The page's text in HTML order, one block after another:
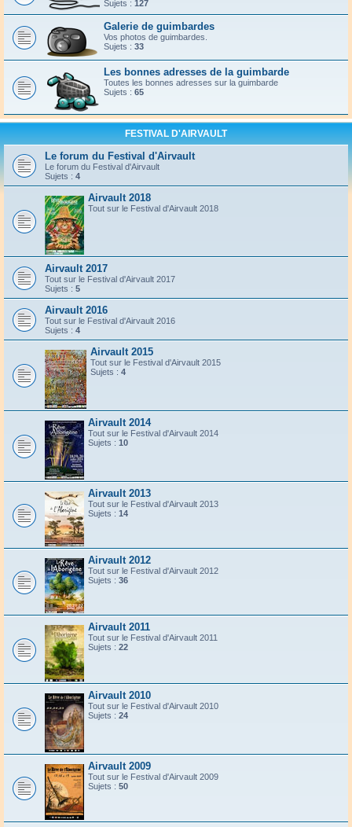
Sujets : 127
Galerie de guimbardes
Vos photos de guimbardes.
Sujets : 33
Les bonnes adresses de la guimbarde
Toutes les bonnes adresses sur la guimbarde
Sujets : 65
FESTIVAL D'AIRVAULT
Le forum du Festival d'Airvault
Le forum du Festival d'Airvault
Sujets : 4
Airvault 2018
Tout sur le Festival d'Airvault 2018
Airvault 2017
Tout sur le Festival d'Airvault 2017
Sujets : 5
Airvault 2016
Tout sur le Festival d'Airvault 2016
Sujets : 4
Airvault 2015
Tout sur le Festival d'Airvault 2015
Sujets : 4
Airvault 2014
Tout sur le Festival d'Airvault 2014
Sujets : 10
Airvault 2013
Tout sur le Festival d'Airvault 2013
Sujets : 14
Airvault 2012
Tout sur le Festival d'Airvault 2012
Sujets : 36
Airvault 2011
Tout sur le Festival d'Airvault 2011
Sujets : 22
Airvault 2010
Tout sur le Festival d'Airvault 2010
Sujets : 24
Airvault 2009
Tout sur le Festival d'Airvault 2009
Sujets : 50